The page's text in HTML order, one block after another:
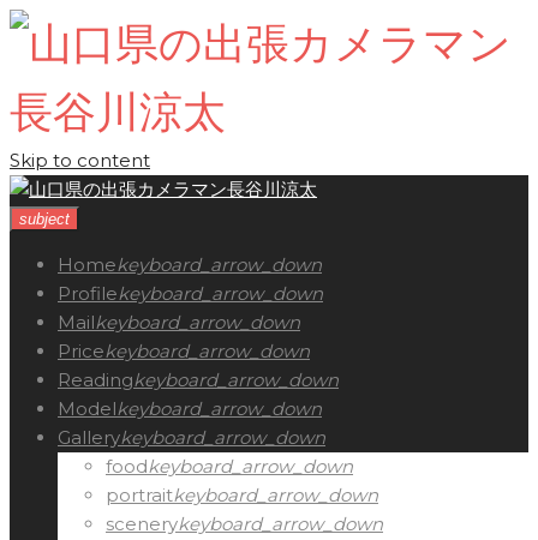
Skip to content
subject
Homekeyboard_arrow_down
Profilekeyboard_arrow_down
Mailkeyboard_arrow_down
Pricekeyboard_arrow_down
Readingkeyboard_arrow_down
Modelkeyboard_arrow_down
Gallerykeyboard_arrow_down
foodkeyboard_arrow_down
portraitkeyboard_arrow_down
scenerykeyboard_arrow_down